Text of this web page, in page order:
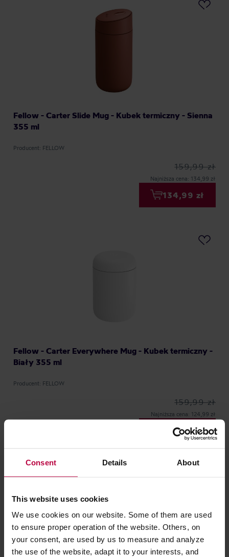
Consent Details About
This website uses cookies
We use cookies on our website. Some of them are used
to ensure proper operation of the website. Others, on
your consent, are used by us to measure and analyze
the use of the website, adapt it to your interests, and
Fellow - Carter Slide Mug - Kubek termiczny - Sienna
355 ml
Producent: FELLOW
159,99 zł
Najniższa cena: 134,99 zł
134,99 zł
Fellow - Carter Everywhere Mug - Kubek termiczny -
Biały 355 ml
Producent: FELLOW
159,99 zł
Najniższa cena: 124,99 zł
129,99 zł